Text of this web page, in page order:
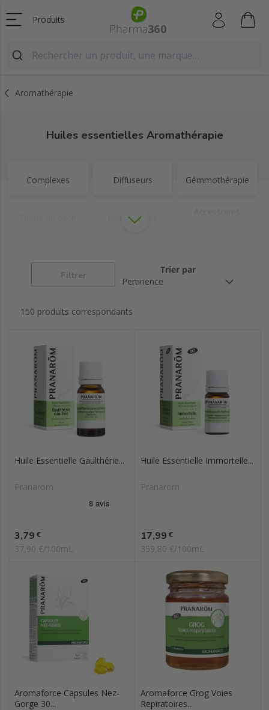
Produits
Aromathérapie
Huiles essentielles Aromathérapie
Complexes Diffuseurs Gémmothérapie
Eaux florales
Filtrer
Trier par
150 produits correspondants
Huile Essentielle Gaulthérie...
Pranarom
Prix
3,79 €
37,90 €/100mL
Huile Essentielle Immortelle...
Pranarom
Prix
17,99 €
359,80 €/100mL
Aromaforce Capsules Nez-
Gorge 30...
Aromaforce Grog Voies
Repiratoires...